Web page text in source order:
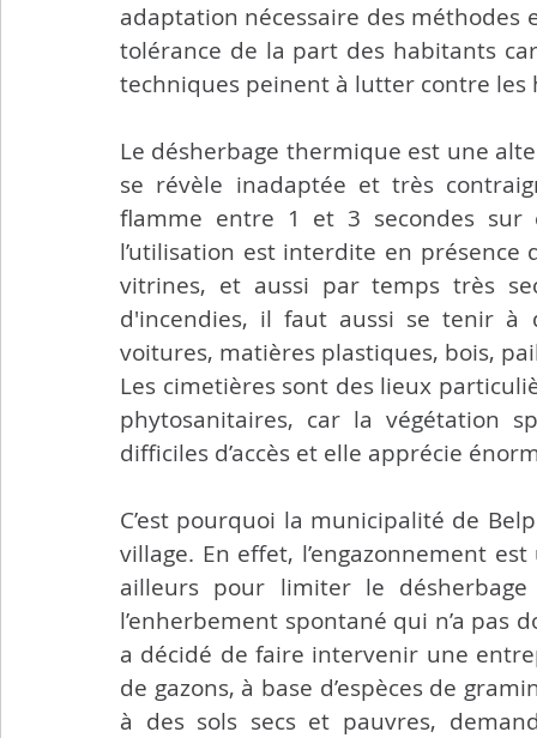
adaptation nécessaire des méthodes
tolérance de la part des habitants
techniques peinent à lutter contre les
Le désherbage thermique est une
se révèle inadaptée et très
flamme entre 1 et 3 secondes sur
l’utilisation est interdite en
vitrines, et aussi par temps très
d'incendies, il faut aussi se tenir à
voitures, matières plastiques, bois,
Les cimetières sont des lieux
phytosanitaires, car la végétation
difficiles d’accès et elle apprécie
C’est pourquoi la municipalité de
village. En effet, l’engazonnement
ailleurs pour limiter le
l’enherbement spontané qui n’a pas
a décidé de faire intervenir une
de gazons, à base d’espèces de
à des sols secs et pauvres,